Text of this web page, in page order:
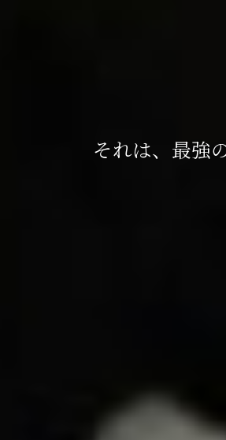
至福の時間を、あ
植物の香り
それは、最強の